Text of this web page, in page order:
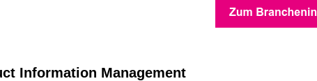
Information Management